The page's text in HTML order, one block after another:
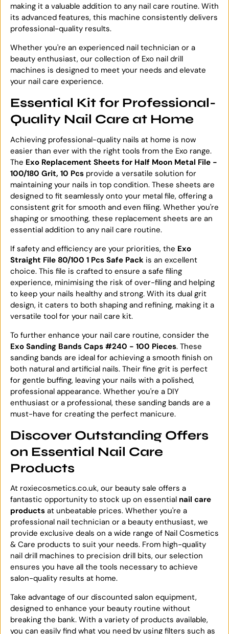
making it a valuable addition to any nail care routine. With
its advanced features, this machine consistently delivers
professional-quality results.
Whether you're an experienced nail technician or a
beauty enthusiast, our collection of Exo nail drill
machines is designed to meet your needs and elevate
your nail care experience.
Essential Kit for Professional-
Quality Nail Care at Home
Achieving professional-quality nails at home is now
easier than ever with the right tools from the Exo range.
The Exo Replacement Sheets for Half Moon Metal File -
100/180 Grit, 10 Pcs provide a versatile solution for
maintaining your nails in top condition. These sheets are
designed to fit seamlessly onto your metal file, offering a
consistent grit for smooth and even filing. Whether you're
shaping or smoothing, these replacement sheets are an
essential addition to any nail care routine.
If safety and efficiency are your priorities, the Exo
Straight File 80/100 1 Pcs Safe Pack is an excellent
choice. This file is crafted to ensure a safe filing
experience, minimising the risk of over-filing and helping
to keep your nails healthy and strong. With its dual grit
design, it caters to both shaping and refining, making it a
versatile tool for your nail care kit.
To further enhance your nail care routine, consider the
Exo Sanding Bands Caps #240 - 100 Pieces. These
sanding bands are ideal for achieving a smooth finish on
both natural and artificial nails. Their fine grit is perfect
for gentle buffing, leaving your nails with a polished,
professional appearance. Whether you're a DIY
enthusiast or a professional, these sanding bands are a
must-have for creating the perfect manicure.
Discover Outstanding Offers
on Essential Nail Care
Products
At roxiecosmetics.co.uk, our beauty sale offers a
fantastic opportunity to stock up on essential nail care
products at unbeatable prices. Whether you're a
professional nail technician or a beauty enthusiast, we
provide exclusive deals on a wide range of Nail Cosmetics
& Care products to suit your needs. From high-quality
nail drill machines to precision drill bits, our selection
ensures you have all the tools necessary to achieve
salon-quality results at home.
Take advantage of our discounted salon equipment,
designed to enhance your beauty routine without
breaking the bank. With a variety of products available,
you can easily find what you need by using filters such as